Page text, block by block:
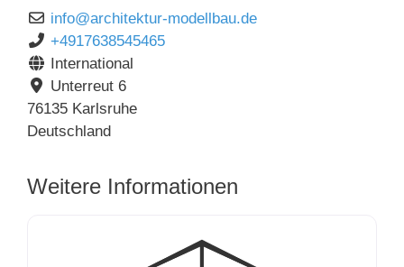
info@architektur-modellbau.de
+4917638545465
International
Unterreut 6
76135 Karlsruhe
Deutschland
Weitere Informationen